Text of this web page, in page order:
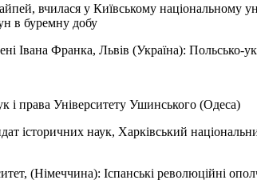
вчилася у Київському національному
в буремну добу
Івана Франка, Львів (Україна):
і права Університету Ушинського (Одеса)
історичних наук, Харківський
(Німеччина): Іспанські революційні